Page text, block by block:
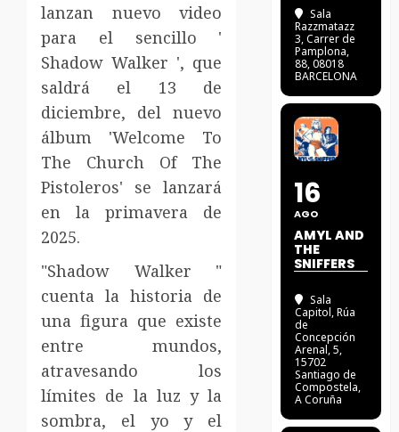
lanzan nuevo video
para el sencillo '
Shadow Walker ', que
saldrá el 13 de
diciembre, del nuevo
álbum 'Welcome To
The Church Of The
Pistoleros' se lanzará
en la primavera de
2025.
"Shadow Walker "
cuenta la historia de
una figura que existe
entre mundos,
atravesando los
límites de la luz y la
sombra, el yo y el
Sala
Razzmatazz
3, Carrer de
Pamplona,
88, 08018
BARCELONA
16
AGO
AMYL AND
THE
SNIFFERS
Sala
Capitol, Rúa
de
Concepción
Arenal, 5,
15702
Santiago de
Compostela,
A Coruña